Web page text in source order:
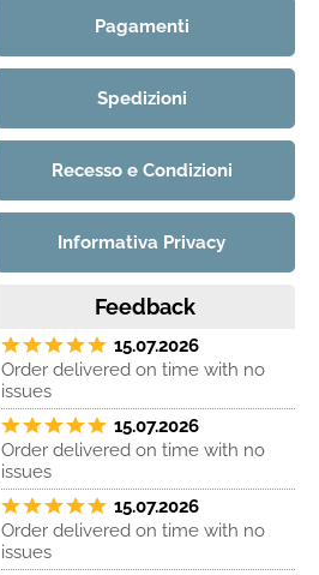
Pagamenti
Spedizioni
Recesso e Condizioni
Informativa Privacy
Feedback
15.07.2026
Order delivered on time with no
issues
15.07.2026
Order delivered on time with no
issues
15.07.2026
Order delivered on time with no
issues